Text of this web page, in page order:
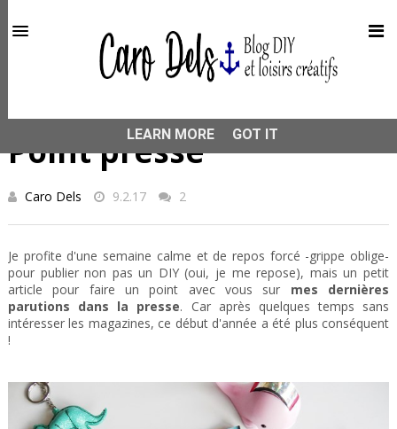
Point presse
Caro Dels 9.2.17 2
Je profite d'une semaine calme et de repos forcé -grippe oblige-
pour publier non pas un DIY (oui, je me repose), mais un petit
article pour faire un point avec vous sur mes dernières
parutions dans la presse. Car après quelques temps sans
intéresser les magazines, ce début d'année a été plus conséquent
!
This site uses cookies from Google to deliver its services
and to analyze traffic. Your IP address and user-agent are
shared with Google along with performance and security
metrics to ensure quality of service, generate usage
LEARN MORE
GOT IT